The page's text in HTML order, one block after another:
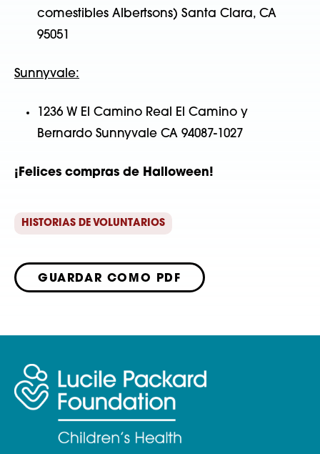
comestibles Albertsons) Santa Clara, CA
95051
Sunnyvale:
1236 W El Camino Real El Camino y
Bernardo Sunnyvale CA 94087-1027
¡Felices compras de Halloween!
HISTORIAS DE VOLUNTARIOS
GUARDAR COMO PDF